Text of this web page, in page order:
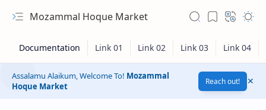
Mozammal Hoque Market
Assalamu Alaikum, Welcome To! Mozammal
Hoque Market
Reach out!